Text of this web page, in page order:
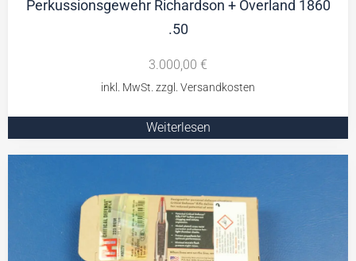
Perkussionsgewehr Richardson + Overland 1860
.50
3.000,00 €
Weiterlesen